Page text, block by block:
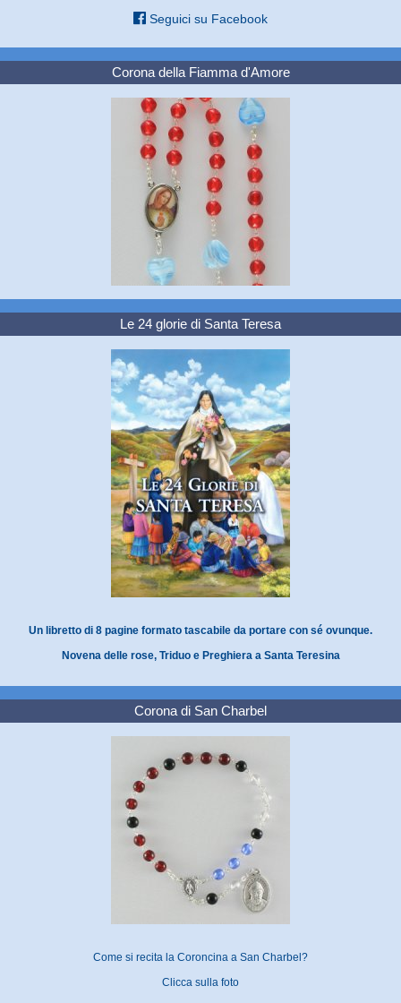
Seguici su Facebook
Corona della Fiamma d'Amore
Le 24 glorie di Santa Teresa
Un libretto di 8 pagine formato tascabile da portare con sé ovunque.
Novena delle rose, Triduo e Preghiera a Santa Teresina
Corona di San Charbel
Come si recita la Coroncina a San Charbel?
Clicca sulla foto